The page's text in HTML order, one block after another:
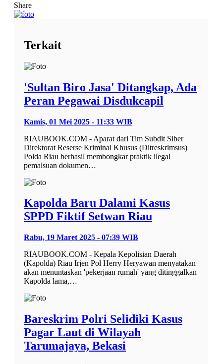
Share
Terkait
'Sultan Biro Jasa' Ditangkap, Ada
Peran Pegawai Disdukcapil
Kamis, 01 Mei 2025 - 11:33 WIB
RIAUBOOK.COM - Aparat dari Tim Subdit Siber
Direktorat Reserse Kriminal Khusus (Ditreskrimsus)
Polda Riau berhasil membongkar praktik ilegal
pemalsuan dokumen…
Kapolda Baru Dalami Kasus
SPPD Fiktif Setwan Riau
Rabu, 19 Maret 2025 - 07:39 WIB
RIAUBOOK.COM - Kepala Kepolisian Daerah
(Kapolda) Riau Irjen Pol Herry Heryawan menyatakan
akan menuntaskan 'pekerjaan rumah' yang ditinggalkan
Kapolda lama,…
Bareskrim Polri Selidiki Kasus
Pagar Laut di Wilayah
Tarumajaya, Bekasi